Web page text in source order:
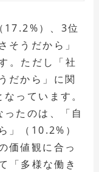
17.2%）、3位
そうだから」
。ただし「社
だから」に関
っています。
たのは、「自
」（10.2%）
価値観に合っ
「多様な働き